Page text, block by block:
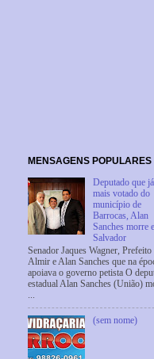
MENSAGENS POPULARES
Deputado que
mais votado do
município de
Barrocas, Alan
Sanches morre
Salvador
Senador Jaques Wagner, Prefeito
Almir e Alan Sanches que na
apoiava o governo petista O
estadual Alan Sanches (União)
...
(sem nome)